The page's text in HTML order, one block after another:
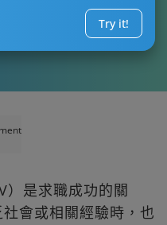
Try it!
）是求職成功的關
會或相關經驗時，也